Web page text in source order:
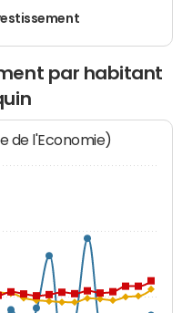
par habitant
de l'Economie)